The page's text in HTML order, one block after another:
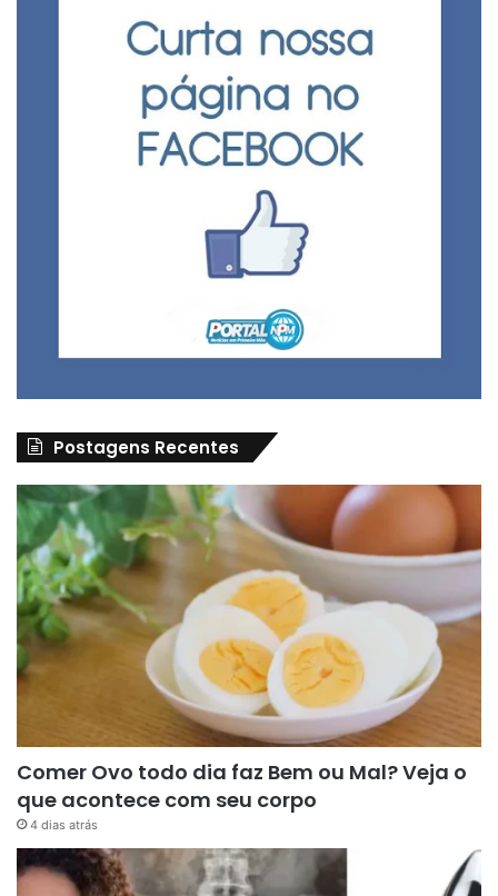
Postagens Recentes
Comer Ovo todo dia faz Bem ou Mal? Veja o
que acontece com seu corpo
4 dias atrás